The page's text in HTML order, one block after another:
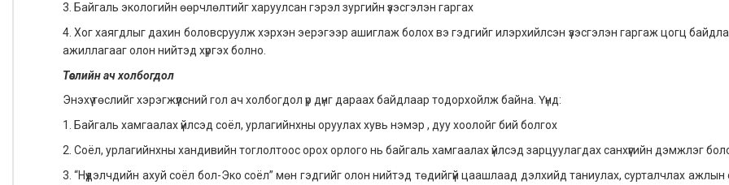
3. Байгаль экологийн өөрчлөлтийг харуулсан гэрэл зургийн үзэсгэлэн гаргах
4. Хог хаягдлыг дахин боловсруулж хэрхэн эерэгээр ашиглаж болох вэ гэдгийг илэрхийлсэн үзэсгэлэн гаргаж цогц
ажиллагааг олон нийтэд хүргэх болно.
Төслийн ач холбогдол
Энэхүү төслийг хэрэгжүүлсний гол ач холбогдол үр дүнг дараах байдлаар тодорхойлж байна. Үүнд:
1. Байгаль хамгаалах үйлсэд соёл, урлагийнхны оруулах хувь нэмэр , дуу хоолойг бий болгох
2. Соёл, урлагийнхны хандивийн тоглолтоос орох орлого нь байгаль хамгаалах үйлсэд зарцуулагдах санхүүгийн дэмжлэг
3. “Нүүдэлчдийн ахуй соёл бол-Эко соёл” мөн гэдгийг олон нийтэд төдийгүй цаашлаад дэлхийд таниулах, сурталчлах ажлын